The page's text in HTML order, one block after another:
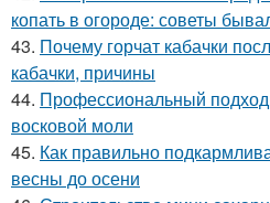
копать в огороде: советы
43. Почему горчат кабачки
кабачки, причины
44. Профессиональный
восковой моли
45. Как правильно
весны до осени